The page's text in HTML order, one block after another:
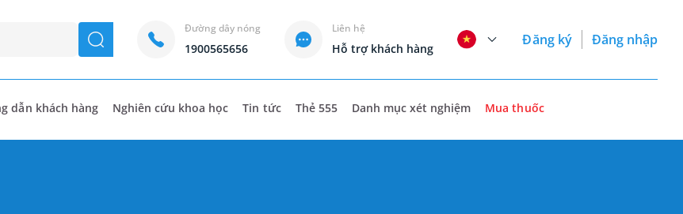
seach
Đường dây nóng
1900565656
Liên hệ
Hỗ trợ khách hàng
Đăng ký Đăng nhập
dẫn khách hàng Nghiên cứu khoa học Tin tức Thẻ 555 Danh mục xét nghiệm Mua thuốc